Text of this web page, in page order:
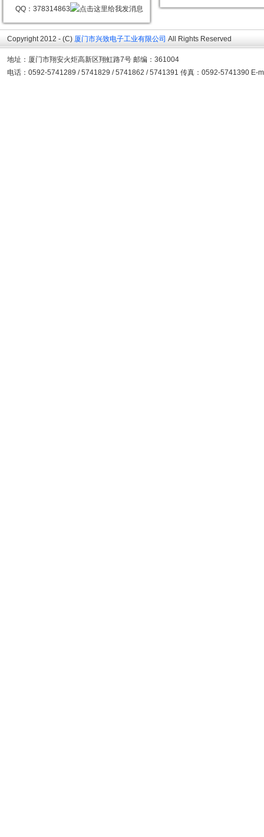
QQ：378314863
Copyright 2012 - (C) 厦门市兴致电子工业有限公司 All Rights Reserved
地址：厦门市翔安火炬高新区翔虹路7号 邮编：361004
电话：0592-5741289 / 5741829 / 5741862 / 5741391 传真：0592-5741390 E-